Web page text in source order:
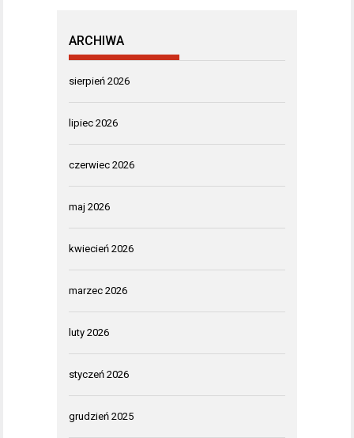
ARCHIWA
sierpień 2026
lipiec 2026
czerwiec 2026
maj 2026
kwiecień 2026
marzec 2026
luty 2026
styczeń 2026
grudzień 2025